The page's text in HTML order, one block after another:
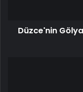
Düzce'nin